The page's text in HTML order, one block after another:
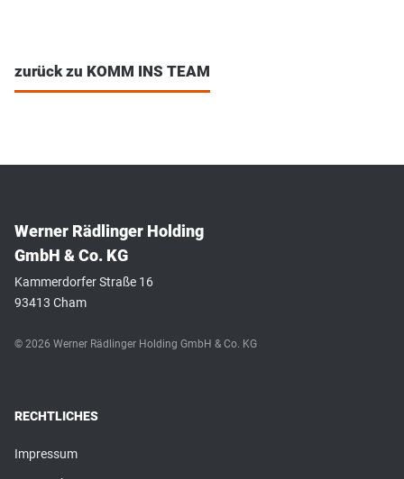
zurück zu KOMM INS TEAM
Werner Rädlinger Holding
GmbH & Co. KG
Kammerdorfer Straße 16
93413 Cham
© 2026 Werner Rädlinger Holding GmbH & Co. KG
RECHTLICHES
Impressum